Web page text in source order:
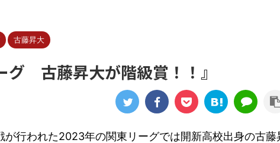
古藤昇大
グ 古藤昇大が階級賞！！』
が行われた2023年の関東リーグでは開新高校出身の古